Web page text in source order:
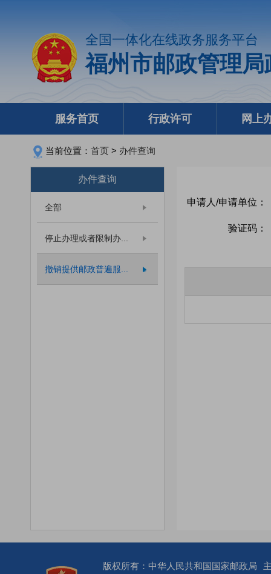
全国一体化在线政务服务平台
福州市邮政管理
服务首页 行政许可 网上
当前位置： 首页 > 办件查询
办件查询
全部
停止办理或者限制办...
撤销提供邮政普遍服...
申请人/申请单位：
验证码：
版权所有：中华人民共和国国家邮政局